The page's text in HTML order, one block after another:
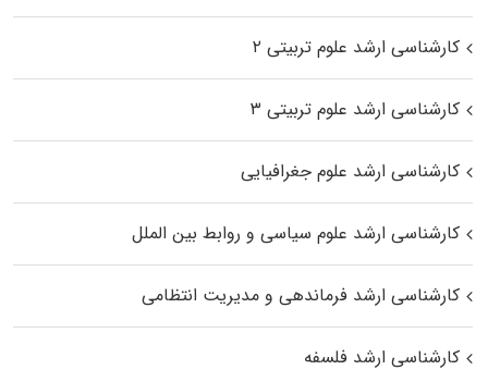
کارشناسی ارشد علوم تربیتی ۲
کارشناسی ارشد علوم تربیتی ۳
کارشناسی ارشد علوم جغرافیایی
کارشناسی ارشد علوم سیاسی و روابط بین الملل
کارشناسی ارشد فرماندهی و مدیریت انتظامی
کارشناسی ارشد فلسفه